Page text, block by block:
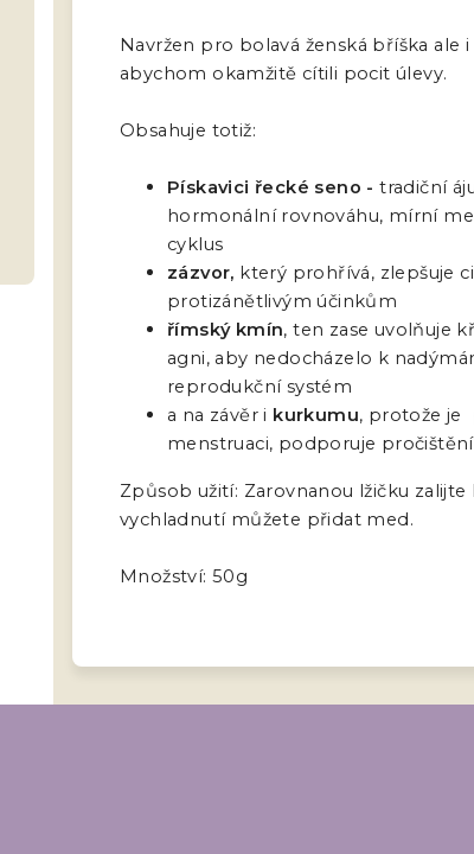
Navržen pro bolavá ženská bříška ale
abychom okamžitě cítili pocit úlevy.
Obsahuje totiž:
Pískavici řecké seno -tradiční
hormonální rovnováhu, mírní
cyklus
zázvor, který prohřívá, zlepšuje
protizánětlivým účinkům
římský kmín, ten zase uvolňuje
agni, aby nedocházelo k
reprodukční systém
a na závěr i kurkumu, protože je
menstruaci, podporuje
Způsob užití: Zarovnanou lžičku
vychladnutí můžete přidat med.
Množství: 50g